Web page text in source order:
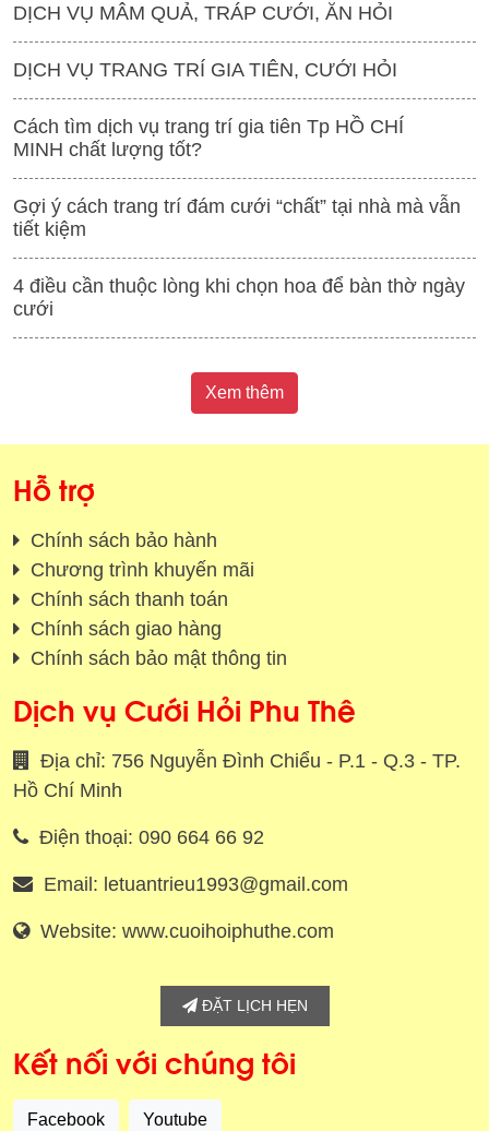
DỊCH VỤ MÂM QUẢ, TRÁP CƯỚI, ĂN HỎI
DỊCH VỤ TRANG TRÍ GIA TIÊN, CƯỚI HỎI
Cách tìm dịch vụ trang trí gia tiên Tp HỒ CHÍ
MINH chất lượng tốt?
Gợi ý cách trang trí đám cưới “chất” tại nhà mà vẫn
tiết kiệm
4 điều cần thuộc lòng khi chọn hoa để bàn thờ ngày
cưới
Xem thêm
Hỗ trợ
Chính sách bảo hành
Chương trình khuyến mãi
Chính sách thanh toán
Chính sách giao hàng
Chính sách bảo mật thông tin
Dịch vụ Cưới Hỏi Phu Thê
Địa chỉ: 756 Nguyễn Đình Chiểu - P.1 - Q.3 - TP.
Hồ Chí Minh
Điện thoại: 090 664 66 92
Email: letuantrieu1993@gmail.com
Website: www.cuoihoiphuthe.com
ĐẶT LỊCH HẸN
Kết nối với chúng tôi
Facebook Youtube